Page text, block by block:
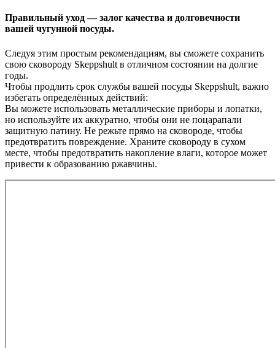
Правильный уход — залог качества и долговечности
вашей чугунной посуды.
Следуя этим простым рекомендациям, вы сможете сохранить
свою сковороду Skeppshult в отличном состоянии на долгие
годы.
Чтобы продлить срок службы вашей посуды Skeppshult, важно
избегать определённых действий:
Вы можете использовать металлические приборы и лопатки,
но используйте их аккуратно, чтобы они не поцарапали
защитную патину. Не режьте прямо на сковороде, чтобы
предотвратить повреждение. Храните сковороду в сухом
месте, чтобы предотвратить накопление влаги, которое может
привести к образованию ржавчины.